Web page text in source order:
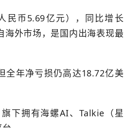
民币5.69亿元），同比增长
海外市场，是国内出海表现最
全年净亏损仍高达18.72亿美
下拥有海螺AI、Talkie（星